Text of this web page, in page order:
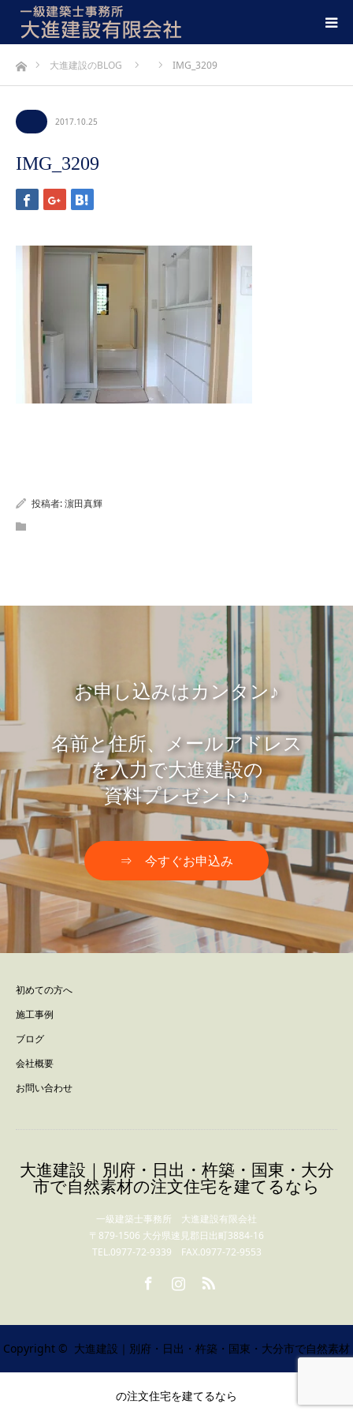
ホーム大進建設のBLOG IMG_3209
2017.10.25
IMG_3209
投稿者:濵田真輝
お申し込みはカンタン♪
名前と住所、メールアドレス
を入力で大進建設の
資料プレゼント♪
⇒ 今すぐお申込み
初めての方へ
施工事例
ブログ
会社概要
お問い合わせ
大進建設｜別府・日出・杵築・国東・大分
市で自然素材の注文住宅を建てるなら
一級建築士事務所 大進建設有限会社
〒879-1506 大分県速見郡日出町3884-16
TEL.0977-72-9339 FAX.0977-72-9553
Copyright © 大進建設｜別府・日出・杵築・国東・大分市で自然素材
の注文住宅を建てるなら